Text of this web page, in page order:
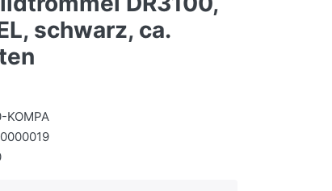
schwarz, ca.
KOMPA